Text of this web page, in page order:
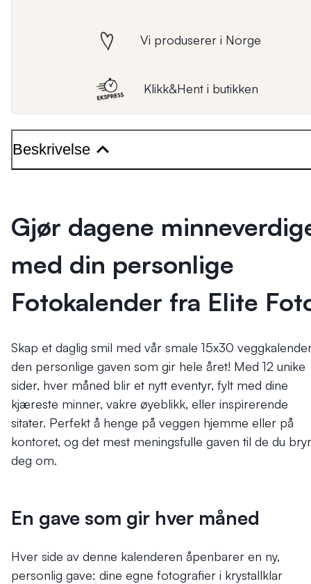
Vi produserer i Norge
Klikk&Hent i butikken
Beskrivelse
Gjør dagene
med din personlige
Fotokalender fra Elite
Skap et daglig smil med vår smale 15x30
den personlige gaven som gir hele året! Med 12 unike
sider, hver måned blir et nytt eventyr, fylt med dine
kjæreste minner, vakre øyeblikk, eller inspirerende
sitater. Perfekt å henge på veggen hjemme eller på
kontoret, og det mest meningsfulle gaven til de du bryr
deg om.
En gave som gir hver måned
Hver side av denne kalenderen åpenbarer en ny,
personlig gave: dine egne fotografier i krystallklar